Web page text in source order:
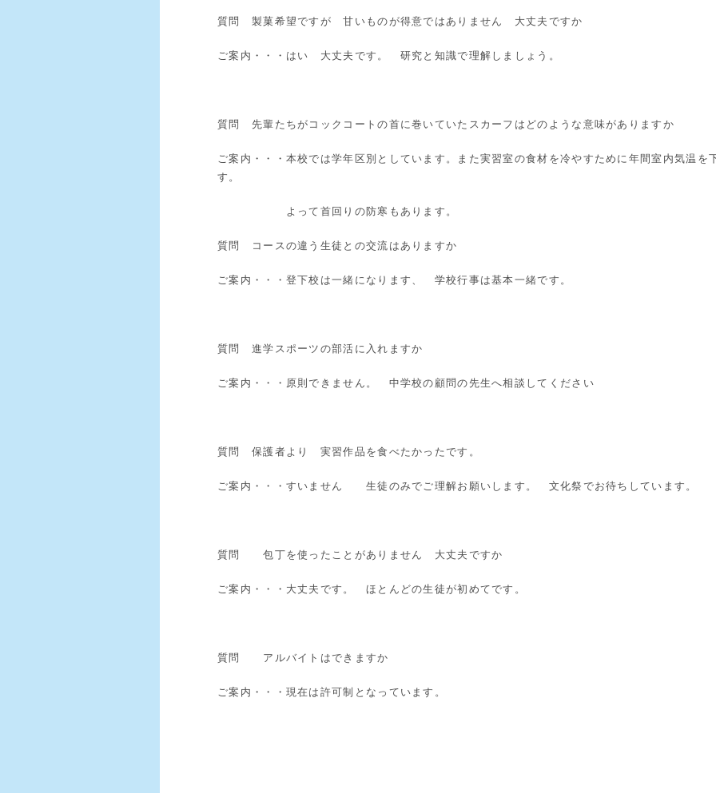
質問 製菓希望ですが 甘いものが得意ではありません 大丈夫ですか
ご案内・・・はい 大丈夫です。 研究と知識で理解しましょう。
質問 先輩たちがコックコートの首に巻いていたスカーフはどのような意味がありますか
ご案内・・・本校では学年区別としています。また実習室の食材を冷やすために年間室内気温を
す。
よって首回りの防寒もあります。
質問 コースの違う生徒との交流はありますか
ご案内・・・登下校は一緒になります、 学校行事は基本一緒です。
質問 進学スポーツの部活に入れますか
ご案内・・・原則できません。 中学校の顧問の先生へ相談してください
質問 保護者より 実習作品を食べたかったです。
ご案内・・・すいません 生徒のみでご理解お願いします。 文化祭でお待ちしています。
質問 包丁を使ったことがありません 大丈夫ですか
ご案内・・・大丈夫です。 ほとんどの生徒が初めてです。
質問 アルバイトはできますか
ご案内・・・現在は許可制となっています。